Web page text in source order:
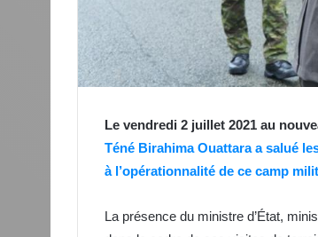
Le vendredi 2 juillet 2021 au
Téné Birahima Ouattara a salué
à l’opérationnalité de ce camp
La présence du ministre d’État,